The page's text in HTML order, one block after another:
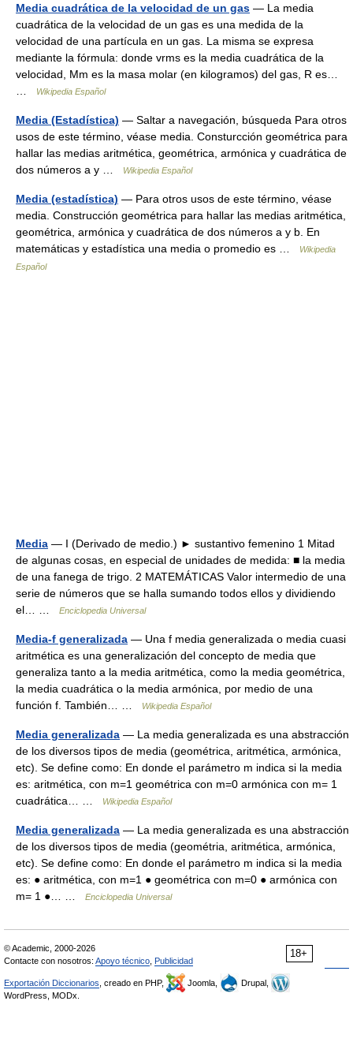
Media cuadrática de la velocidad de un gas — La media
cuadrática de la velocidad de un gas es una medida de la
velocidad de una partícula en un gas. La misma se expresa
mediante la fórmula: donde vrms es la media cuadrática de la
velocidad, Mm es la masa molar (en kilogramos) del gas, R es…
Wikipedia Español
Media (Estadística) — Saltar a navegación, búsqueda Para otros
usos de este término, véase media. Consturcción geométrica para
hallar las medias aritmética, geométrica, armónica y cuadrática de
dos números a y …
Wikipedia Español
Media (estadística) — Para otros usos de este término, véase
media. Construcción geométrica para hallar las medias aritmética,
geométrica, armónica y cuadrática de dos números a y b. En
matemáticas y estadística una media o promedio es …
Wikipedia
Español
Media — I (Derivado de medio.) ► sustantivo femenino 1 Mitad
de algunas cosas, en especial de unidades de medida: ■ la media
de una fanega de trigo. 2 MATEMÁTICAS Valor intermedio de una
serie de números que se halla sumando todos ellos y dividiendo
el… …
Enciclopedia Universal
Media-f generalizada — Una f media generalizada o media cuasi
aritmética es una generalización del concepto de media que
generaliza tanto a la media aritmética, como la media geométrica,
la media cuadrática o la media armónica, por medio de una
función f. También… …
Wikipedia Español
Media generalizada — La media generalizada es una abstracción
de los diversos tipos de media (geométrica, aritmética, armónica,
etc). Se define como: En donde el parámetro m indica si la media
es: aritmética, con m=1 geométrica con m=0 armónica con m= 1
cuadrática… …
Wikipedia Español
Media generalizada — La media generalizada es una abstracción
de los diversos tipos de media (geométria, aritmética, armónica,
etc). Se define como: En donde el parámetro m indica si la media
es: ● aritmética, con m=1 ● geométrica con m=0 ● armónica con
m= 1 ●… …
Enciclopedia Universal
18+
© Academic, 2000-2026
Contacte con nosotros: Apoyo técnico Publicidad
Exportación Diccionarios , creado en PHP, Joomla,
Drupal,
WordPress, MODx.